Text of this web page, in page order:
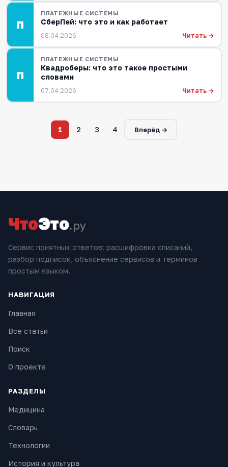
П
ПЛАТЕЖНЫЕ СИСТЕМЫ
СберПей: что это и как работает
08.04.2026 Читать →
П
ПЛАТЕЖНЫЕ СИСТЕМЫ
Квадроберы: что это такое простыми
словами
07.04.2026 Читать →
1 2 3 4 Вперёд →
ЧтоЭто.ру
Сервис понятных ответов: расшифровка списаний,
разбор подписок, объяснение сервисов и терминов
простым языком.
НАВИГАЦИЯ
Главная
Все статьи
Поиск
О проекте
РАЗДЕЛЫ
Медицина
Словарь
Технологии
История и культура